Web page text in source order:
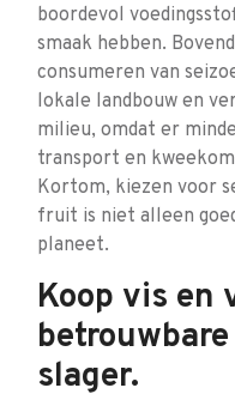
boordevol
smaak hebben.
consumeren van
lokale landbouw en
milieu, omdat er
transport en
Kortom, kiezen voor
fruit is niet alleen
planeet.
Koop vis en
slager.